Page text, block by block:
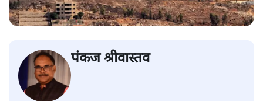
पंकज श्रीवास्तव